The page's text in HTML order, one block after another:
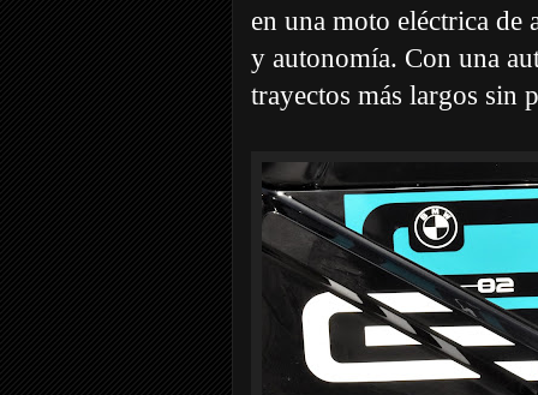
en una moto eléctrica de
y autonomía. Con una
trayectos más largos sin